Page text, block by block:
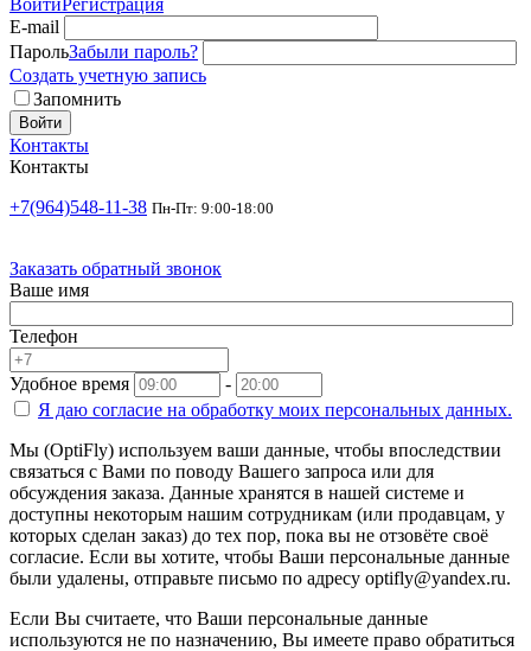
E-mail
ПарольЗабыли пароль?
Создать учетную запись
Запомнить
Войти
Контакты
Контакты
+7(964)548-11-38 Пн-Пт: 9:00-18:00
Заказать обратный звонок
Ваше имя
Телефон
Удобное время
-
Я даю согласие на обработку моих персональных данных.
Мы (OptiFly) используем ваши данные, чтобы впоследствии
связаться с Вами по поводу Вашего запроса или для
обсуждения заказа. Данные хранятся в нашей системе и
доступны некоторым нашим сотрудникам (или продавцам, у
которых сделан заказ) до тех пор, пока вы не отзовёте своё
согласие. Если вы хотите, чтобы Ваши персональные данные
были удалены, отправьте письмо по адресу optifly@yandex.ru.
Если Вы считаете, что Ваши персональные данные
используются не по назначению, Вы имеете право обратиться